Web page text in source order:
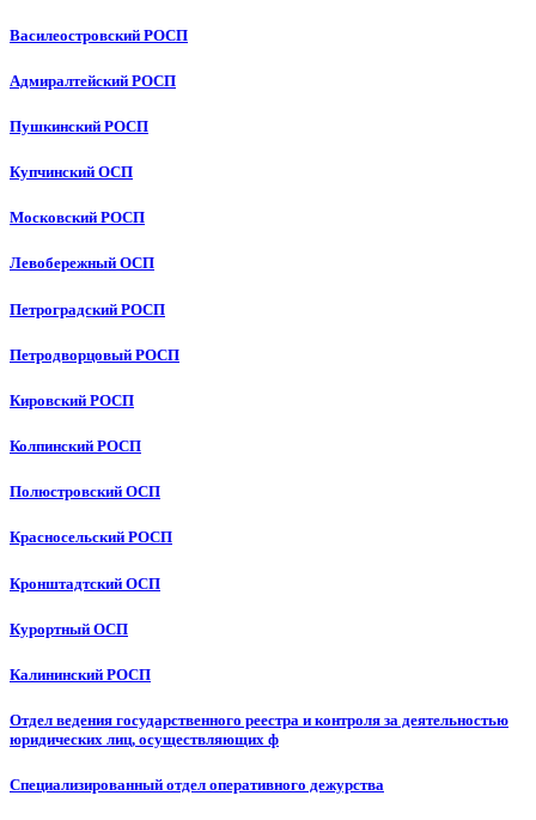
Василеостровский РОСП
Адмиралтейский РОСП
Пушкинский РОСП
Купчинский ОСП
Московский РОСП
Левобережный ОСП
Петроградский РОСП
Петродворцовый РОСП
Кировский РОСП
Колпинский РОСП
Полюстровский ОСП
Красносельский РОСП
Кронштадтский ОСП
Курортный ОСП
Калининский РОСП
Отдел ведения государственного реестра и контроля за деятельностью
юридических лиц, осуществляющих ф
Специализированный отдел оперативного дежурства